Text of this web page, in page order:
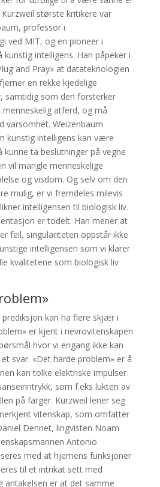
største kritikere var
professor i
ved MIT, og en pioneer i
intelligens. Han påpeker i
and Pray» at datateknologien
en rekke kjedelige
samtidig som den forsterker
menneskelig atferd, og må
varsomhet. Weizenbaum
kunstig intelligens kan være
kunne ta beslutninger på vegne
vil mangle menneskelige
og visdom. Og selv om den
mulig, er vi fremdeles milevis
intelligensen til biologisk liv.
er todelt: Han mener at
feil, singulariteten oppstår ikke
intelligensen som vi klarer
kvalitetene som biologisk liv
prediksjon kan ha flere skjær i
er kjent i nevrovitenskapen
hvor vi engang ikke kan
svar. «Det harde problem» er å
kan tolke elektriske impulser
som f.eks lukten av
på farger. Kurzweil lener seg
vitenskap, som omfatter
Dennet, lingvisten Noam
Antonio
med at hjernens funksjoner
til et intrikat sett med
antakelsen er at det samme